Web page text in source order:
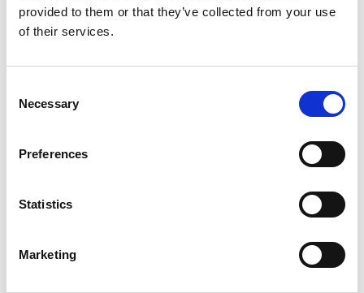
provided to them or that they’ve collected from your use
of their services.
Selection
Necessary
Preferences
Statistics
Marketing
16/10/2024 - 20/10/2024
È tempo di Caravan Salon Austria!
Vieni a scoprire quante cose potrai vivere con il tuo nuovo
veicolo Rimor. Ti aspettiamo con la nuova gamma Sarus e tante